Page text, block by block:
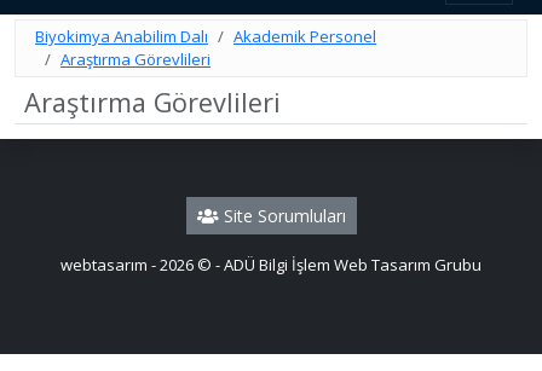
Biyokimya Anabilim Dalı
Akademik Personel
Araştırma Görevlileri
Araştırma Görevlileri
Site Sorumluları
webtasarım - 2026 © - ADÜ Bilgi İşlem Web Tasarım Grubu